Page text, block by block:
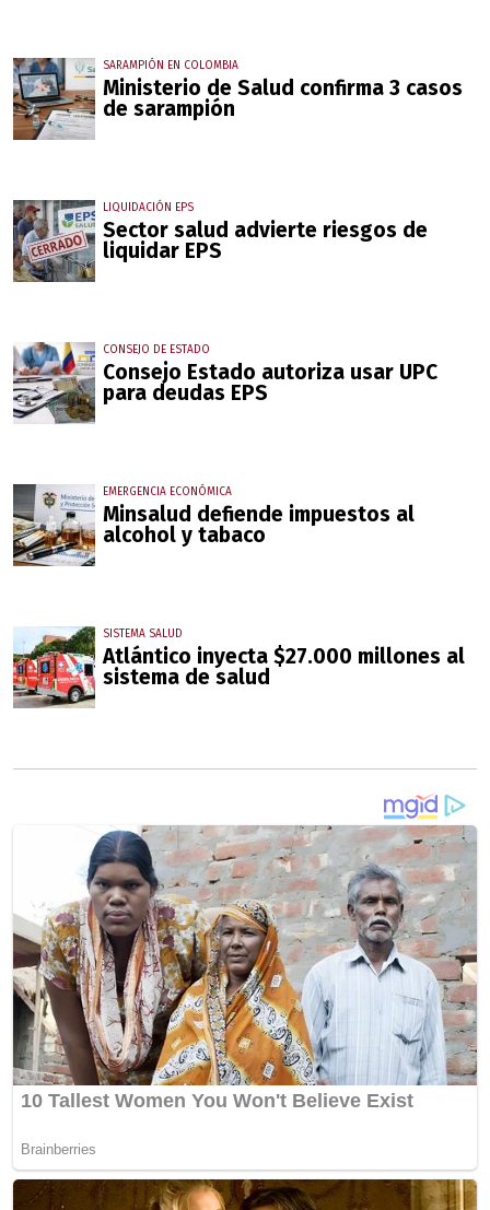
SARAMPIÓN EN COLOMBIA
Ministerio de Salud confirma 3 casos
de sarampión
LIQUIDACIÓN EPS
Sector salud advierte riesgos de
liquidar EPS
CONSEJO DE ESTADO
Consejo Estado autoriza usar UPC
para deudas EPS
EMERGENCIA ECONÓMICA
Minsalud defiende impuestos al
alcohol y tabaco
SISTEMA SALUD
Atlántico inyecta $27.000 millones al
sistema de salud